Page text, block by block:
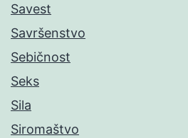
Savest
Savršenstvo
Sebičnost
Seks
Sila
Siromaštvo